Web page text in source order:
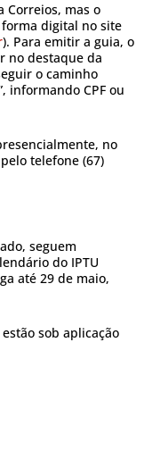
Correios, mas o
digital no site
). Para emitir a guia, o
no destaque da
o caminho
informando CPF ou
no
telefone (67)
seguem
do IPTU
até 29 de maio,
sob aplicação